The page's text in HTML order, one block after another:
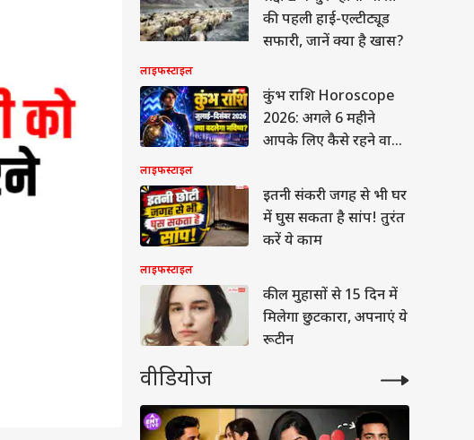
की पहली हाई-एल्टीट्यूड
सफारी, जानें क्या है खास?
लाइफस्टाइल
कुंभ राशि Horoscope
2026: अगले 6 महीने
आपके लिए कैसे रहने वाले
लाइफस्टाइल
इतनी संकरी जगह से भी घर
में घुस सकता है सांप! तुरंत
करें ये काम
लाइफस्टाइल
कील मुहासों से 15 दिन में
मिलेगा छुटकारा, अपनाएं ये
रूटीन
वीडियोज